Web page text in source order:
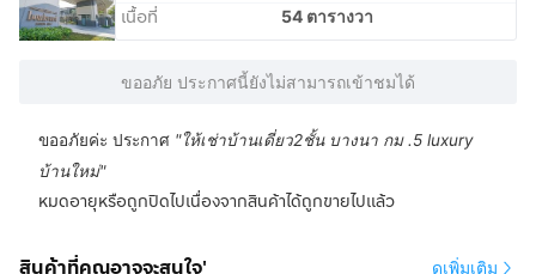
เนื้อที่ 54 ตารางวา
ขออภัย ประกาศนี้ยังไม่สามารถเข้าชมได้
ขออภัยค่ะ ประกาศ "ให้เช่าบ้านเดี่ยว2ชั้น บางนา กม .5 luxury
บ้านใหม่"
หมดอายุหรือถูกปิดไปเนื่องจากสินค้าได้ถูกขายไปแล้ว
สินค้าที่คุณอาจจะสนใจ' ดูเพิ่มเติม